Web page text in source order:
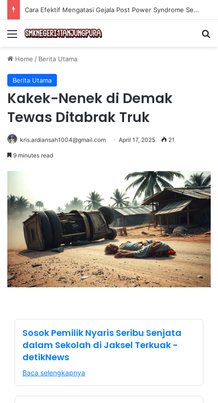
Cara Efektif Mengatasi Gejala Post Power Syndrome Setelah Pensiun Kerja
Menu
Home / Berita Utama
Berita Utama
Kakek-Nenek di Demak
Tewas Ditabrak Truk
kris.ardiansah1004@gmail.com April 17, 2025 21
9 minutes read
Sosok Pemilik Nyaris Seribu Senjata
dalam Sekolah di Jaksel Terkuak -
detikNews
Baca selengkapnya